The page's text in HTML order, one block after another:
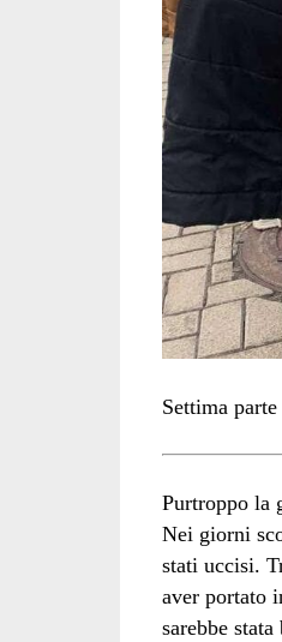
Settima
Purtroppo la
Nei giorni
stati uccisi.
aver portato
sarebbe